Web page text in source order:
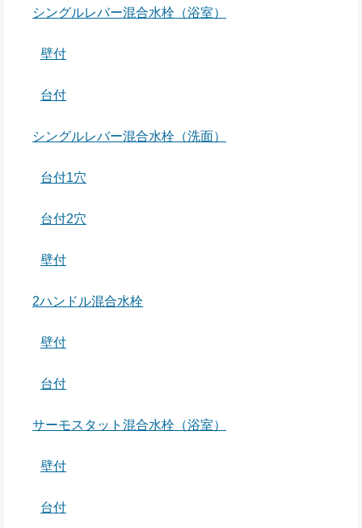
シングルレバー混合水栓（浴室）
壁付
台付
シングルレバー混合水栓（洗面）
台付1穴
台付2穴
壁付
2ハンドル混合水栓
壁付
台付
サーモスタット混合水栓（浴室）
壁付
台付